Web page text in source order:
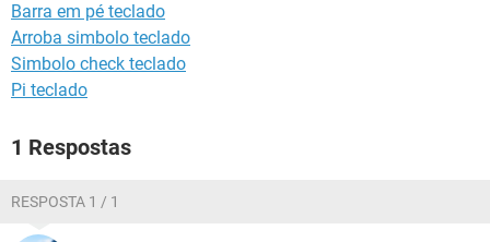
Barra em pé teclado
Arroba simbolo teclado
Simbolo check teclado
Pi teclado
1 Respostas
RESPOSTA 1 / 1